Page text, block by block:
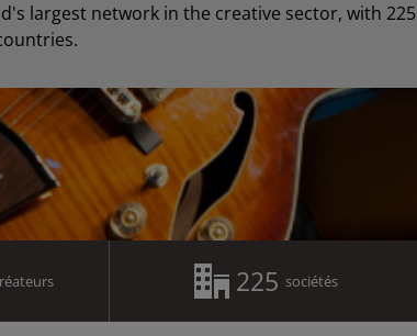
largest network in the creative sector, with 225
225 sociétés